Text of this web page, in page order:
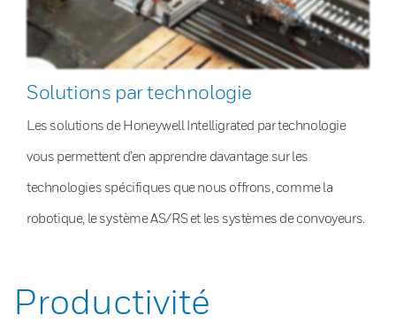
Solutions par technologie
Les solutions de Honeywell Intelligrated par technologie
vous permettent d’en apprendre davantage sur les
technologies spécifiques que nous offrons, comme la
robotique, le système AS/RS et les systèmes de convoyeurs.
Productivité